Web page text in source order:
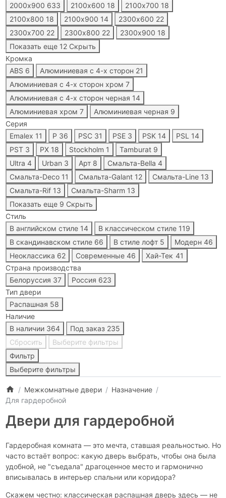
2000х900 633 2100х600 18 2100х700 18
2100х800 18 2100х900 14 2300х600 22
2300х700 22 2300х800 22 2300х900 18
Показать еще 12 Скрыть
Кромка
ABS 6 Алюминиевая с 4-x сторон 21
Алюминиевая с 4-x сторон хром 7
Алюминиевая с 4-x сторон черная 14
Алюминиевая хром 7 Алюминиевая черная 9
Серия
Emalex 11 P 36 PSC 31 PSE 3 PSK 14 PSL 14
PST 3 PX 18 Stockholm 1 Tamburat 9
Ultra 4 Urban 3 Арт 8 Смальта-Bella 4
Смальта-Deco 11 Смальта-Galant 12 Смальта-Line 13
Смальта-Rif 13 Смальта-Sharm 13
Показать еще 9 Скрыть
Стиль
В английском стиле 14 В классическом стиле 119
В скандинавском стиле 66 В стиле лофт 5 Модерн 46
Неоклассика 62 Современные 46 Хай-Тек 41
Страна производства
Белоруссия 37 Россия 623
Тип двери
Распашная 58
Наличие
В наличии 364 Под заказ 235
Сбросить
Выберите фильтры
Фильтр
Выберите фильтры
Межкомнатные двери
Назначение
Для гардеробной
Двери для гардеробной
Гардеробная комната — это мечта, ставшая реальностью. Но
часто встаёт вопрос: какую дверь выбрать, чтобы она была
удобной, не "съедала" драгоценное место и гармонично
вписывалась в интерьер спальни или коридора?
Скажем честно: классическая распашная дверь здесь — не